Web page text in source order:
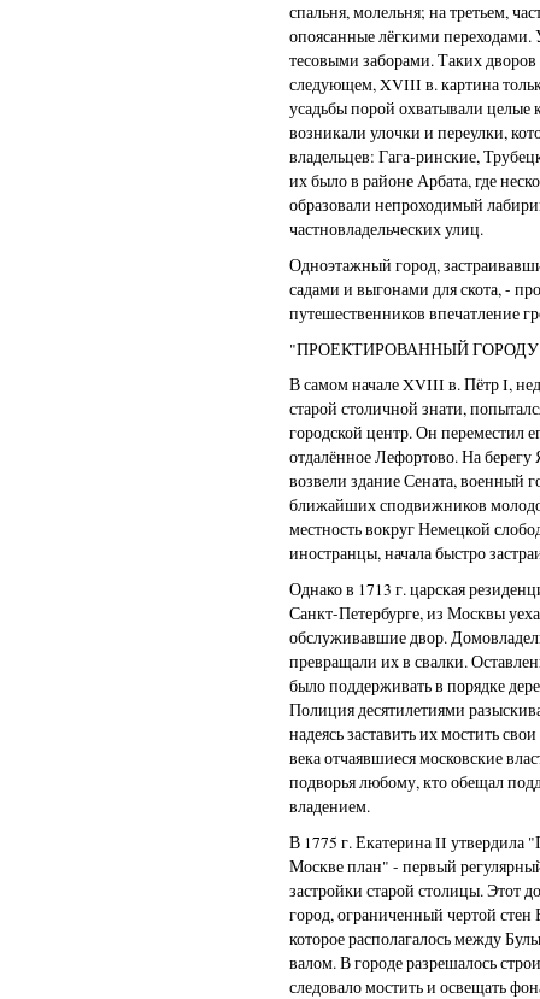
спальня, молельня; на третьем,
опоясанные лёгкими
тесовыми заборами. Таких
следующем, XVIII в. картина
усадьбы порой охватывали целые
возникали улочки и переулки,
владельцев: Гага-ринские,
их было в районе Арбата, где
образовали непроходимый
частновладельческих улиц.
Одноэтажный город,
садами и выгонами для скота, -
путешественников впечатление
"ПРОЕКТИРОВАННЫЙ
В самом начале XVIII в. Пётр I,
старой столичной знати,
городской центр. Он переместил
отдалённое Лефортово. На берегу
возвели здание Сената, военный
ближайших сподвижников
местность вокруг Немецкой
иностранцы, начала быстро
Однако в 1713 г. царская
Санкт-Петербурге, из Москвы
обслуживавшие двор.
превращали их в свалки.
было поддерживать в порядке
Полиция десятилетиями
надеясь заставить их мостить
века отчаявшиеся московские
подворья любому, кто обещал
владением.
В 1775 г. Екатерина II утвердила
Москве план" - первый
застройки старой столицы. Этот
город, ограниченный чертой стен
которое располагалось между
валом. В городе разрешалось
следовало мостить и освещать